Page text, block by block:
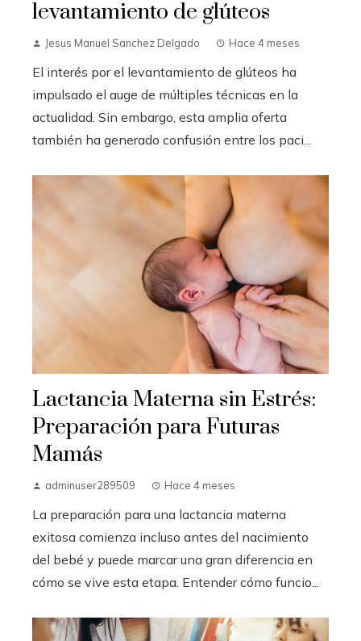
levantamiento de glúteos
Jesus Manuel Sanchez Delgado Hace 4 meses
El interés por el levantamiento de glúteos ha
impulsado el auge de múltiples técnicas en la
actualidad. Sin embargo, esta amplia oferta
también ha generado confusión entre los paci...
Lactancia Materna sin Estrés:
Preparación para Futuras
Mamás
adminuser289509 Hace 4 meses
La preparación para una lactancia materna
exitosa comienza incluso antes del nacimiento
del bebé y puede marcar una gran diferencia en
cómo se vive esta etapa. Entender cómo funcio...